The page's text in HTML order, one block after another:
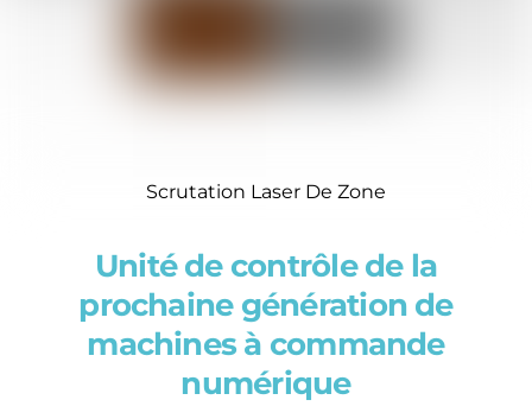
Scrutation Laser De Zone
Unité de contrôle de la
prochaine génération de
machines à commande
numérique